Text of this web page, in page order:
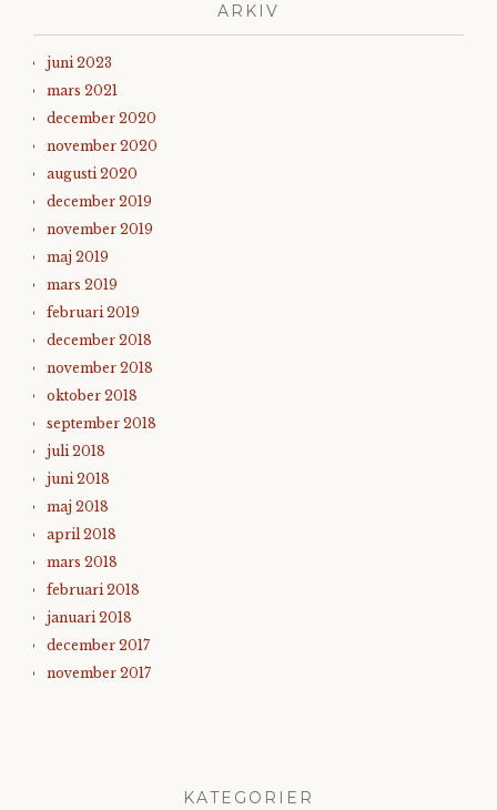
ARKIV
juni 2023
mars 2021
december 2020
november 2020
augusti 2020
december 2019
november 2019
maj 2019
mars 2019
februari 2019
december 2018
november 2018
oktober 2018
september 2018
juli 2018
juni 2018
maj 2018
april 2018
mars 2018
februari 2018
januari 2018
december 2017
november 2017
KATEGORIER